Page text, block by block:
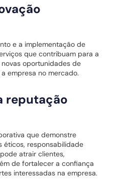
e a implementação de
que contribuam para a
oportunidades de
empresa no mercado.
reputação
que demonstre
éticos, responsabilidade
atrair clientes,
de fortalecer a confiança
interessadas na empresa.